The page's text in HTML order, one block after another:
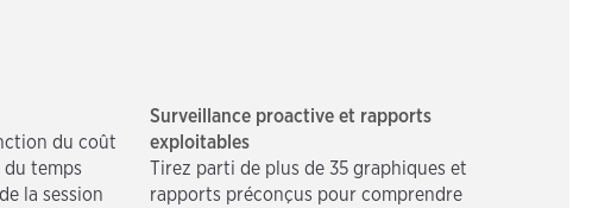
du coût
temps
la session
Surveillance proactive et rapports
exploitables
Tirez parti de plus de 35 graphiques et
rapports préconçus pour comprendre